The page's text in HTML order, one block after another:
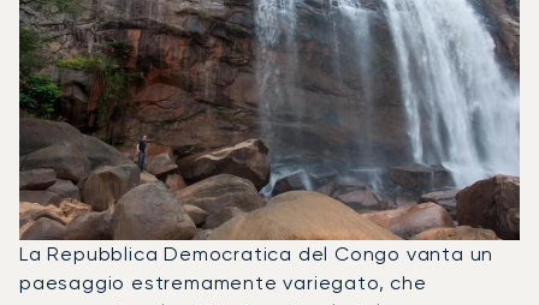
La Repubblica Democratica del Congo vanta un
paesaggio estremamente variegato, che